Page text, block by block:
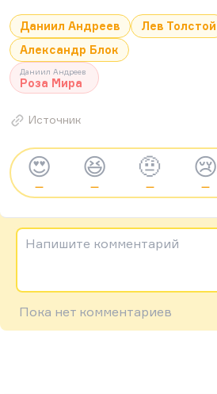
Даниил Андреев
Лев Толстой
Александр Блок
Даниил Андреев
Роза Мира
Источник
😍
—
😆
—
🤨
—
😢
—
Напишите комментарий
Пока нет комментариев